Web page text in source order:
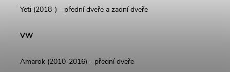
Yeti (2018-) - přední dveře a zadní dveře
VW
Amarok (2010-2016) - přední dveře